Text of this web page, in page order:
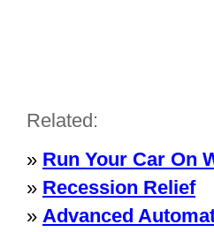
Related:
» Run Your Car On
» Recession Relief
» Advanced